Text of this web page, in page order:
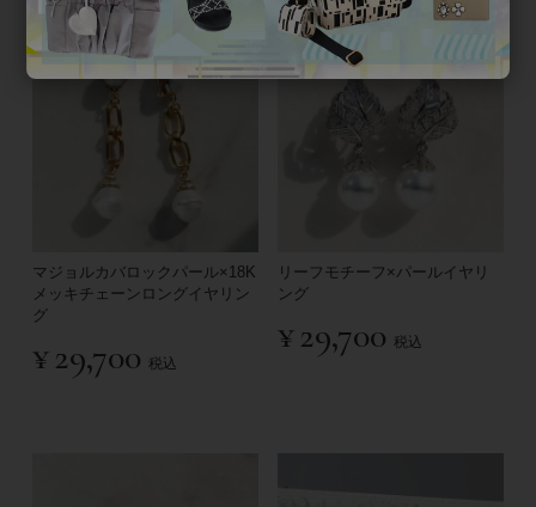
マジョルカバロックパール×18K
メッキチェーンロングイヤリン
グ
¥29,700 税込
リーフモチーフ×パールイヤリ
ング
¥29,700 税込